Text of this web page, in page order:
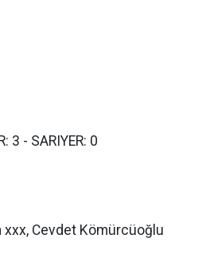
3 - SARIYER: 0
xxx, Cevdet Kömürcüoğlu